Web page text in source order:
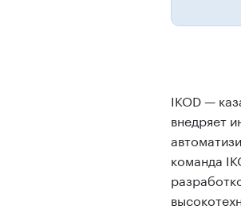
IKOD —
внедряет
команда